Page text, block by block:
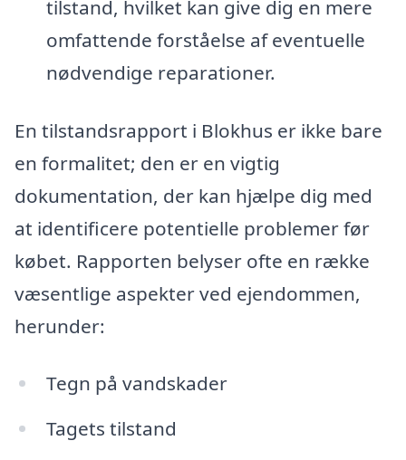
tilstand, hvilket kan give dig en mere
omfattende forståelse af eventuelle
nødvendige reparationer.
En tilstandsrapport i Blokhus er ikke bare
en formalitet; den er en vigtig
dokumentation, der kan hjælpe dig med
at identificere potentielle problemer før
købet. Rapporten belyser ofte en række
væsentlige aspekter ved ejendommen,
herunder:
Tegn på vandskader
Tagets tilstand